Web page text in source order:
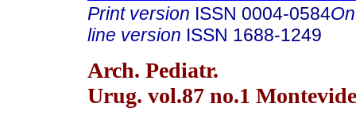
Print version ISSN 0004-0584
line version ISSN 1688-1249
Arch. Pediatr.
Urug. vol.87 no.1